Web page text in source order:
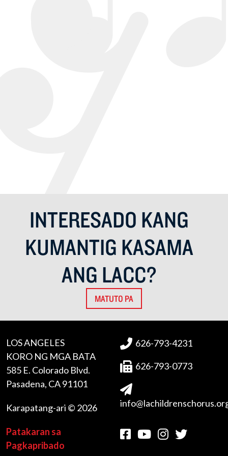
INTERESADO KANG
KUMANTIG KASAMA
ANG LACC?
MATUTO PA
LOS ANGELES
KORO NG MGA BATA
585 E. Colorado Blvd.
Pasadena, CA 91101
Karapatang-ari © 2026
Patakaran sa
Pagkapribado
626-793-4231
626-793-0773